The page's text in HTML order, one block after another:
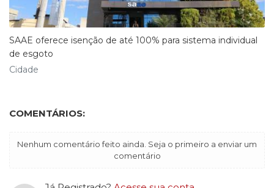
SAAE oferece isenção de até 100% para sistema individual
de esgoto
Cidade
COMENTÁRIOS:
Nenhum comentário feito ainda. Seja o primeiro a enviar um
comentário